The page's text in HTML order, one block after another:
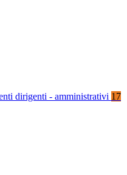
dirigenti - amministrativi 17